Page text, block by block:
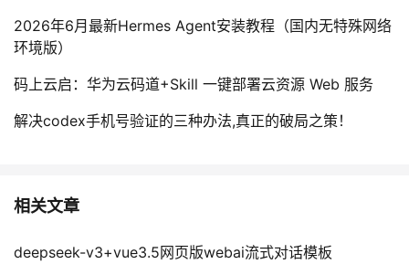
2026年6月最新Hermes Agent安装教程（国内无特殊网络
环境版）
码上云启：华为云码道+Skill 一键部署云资源 Web 服务
解决codex手机号验证的三种办法,真正的破局之策！
相关文章
deepseek-v3+vue3.5网页版webai流式对话模板